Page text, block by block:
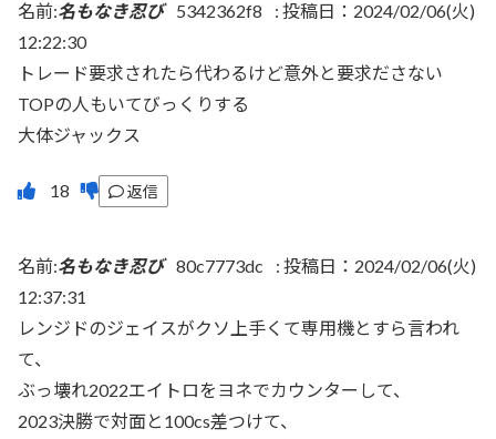
名前:名もなき忍び 5342362f8 : 投稿日：2024/02/06(火)
12:22:30
トレード要求されたら代わるけど意外と要求ださない
TOPの人もいてびっくりする
大体ジャックス
返信
名前:名もなき忍び 80c7773dc : 投稿日：2024/02/06(火)
12:37:31
レンジドのジェイスがクソ上手くて専用機とすら言われ
て、
ぶっ壊れ2022エイトロをヨネでカウンターして、
2023決勝で対面と100cs差つけて、